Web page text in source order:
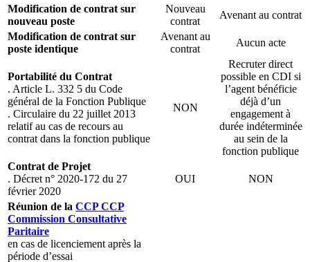
Modification de contrat sur
nouveau poste
Nouveau
contrat
Avenant au contrat
Modification de contrat sur
poste identique
Avenant au
contrat
Aucun acte
Portabilité du Contrat
. Article L. 332 5 du Code
général de la Fonction Publique
. Circulaire du 22 juillet 2013
relatif au cas de recours au
contrat dans la fonction publique
NON
Recruter direct
possible en CDI si
l’agent bénéficie
déjà d’un
engagement à
durée indéterminée
au sein de la
fonction publique
Contrat de Projet
. Décret n° 2020-172 du 27
février 2020
OUI NON
Réunion de la CCP CCP
Commission Consultative
Paritaire
en cas de licenciement après la
période d’essai